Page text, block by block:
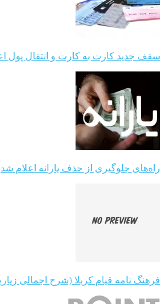
سقف جدید کارت به کارت و انتقال پول
راه‌های جلوگیری از حذف یارانه اعلام شد
فرهنگ نامه قیام کربلا (شرح اجمالی